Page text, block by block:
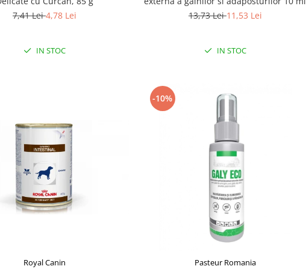
7,41 Lei4,78 Lei
IN STOC
13,73 Lei11,53 Lei
IN STOC
Royal Canin
-10%
Pasteur Romania